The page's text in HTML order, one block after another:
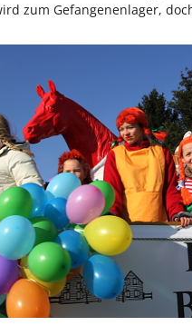
zum Gefangenenlager,